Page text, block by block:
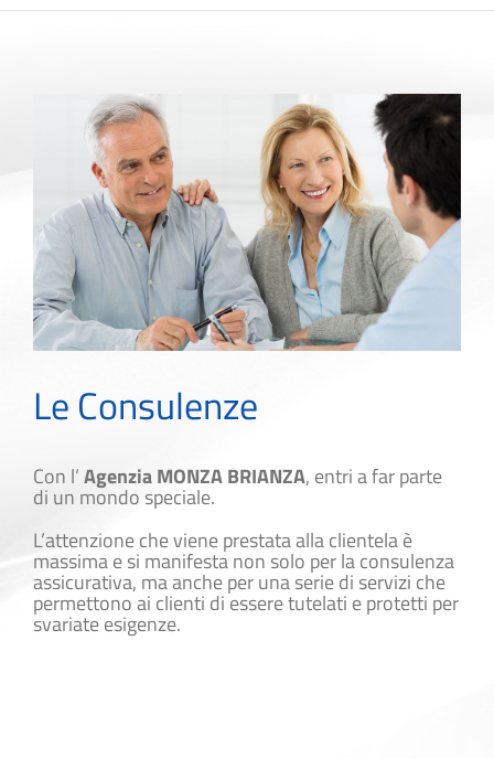
Le Consulenze
Con l’Agenzia MONZA BRIANZA, entri a far parte
di un mondo speciale.
L’attenzione che viene prestata alla clientela è
massima e si manifesta non solo per la consulenza
assicurativa, ma anche per una serie di servizi che
permettono ai clienti di essere tutelati e protetti per
svariate esigenze.